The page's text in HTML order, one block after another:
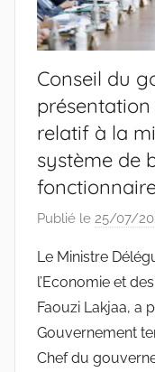
Conseil du
relatif à la
système de
Publié le 25/07/
Le Ministre
l’Economie et
Faouzi Lakjaa, a
Gouvernement
Chef du